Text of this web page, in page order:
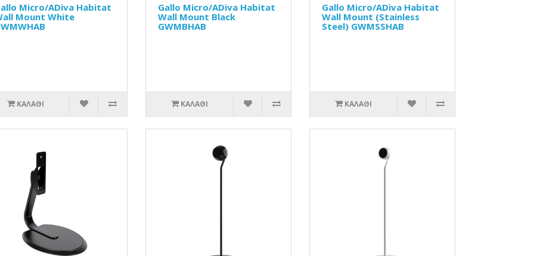
Micro/ADiva Habitat
Mount White
ΚΑΛΆΘΙ
Gallo Micro/ADiva Habitat
Wall Mount Black
GWMBHAB
ΚΑΛΆΘΙ
Gallo Micro/ADiva Habitat
Wall Mount (Stainless
Steel) GWMSSHAB
ΚΑΛΆΘΙ